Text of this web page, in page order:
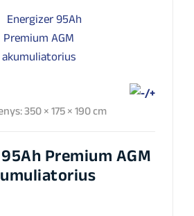
350 × 175 × 190 cm
Premium AGM